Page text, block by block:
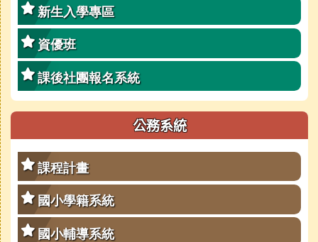
新生入學專區
資優班
課後社團報名系統
公務系統
課程計畫
國小學籍系統
國小輔導系統